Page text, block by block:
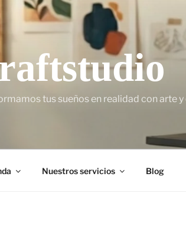
tus sueños en realidad con arte y
Nuestros servicios Blog